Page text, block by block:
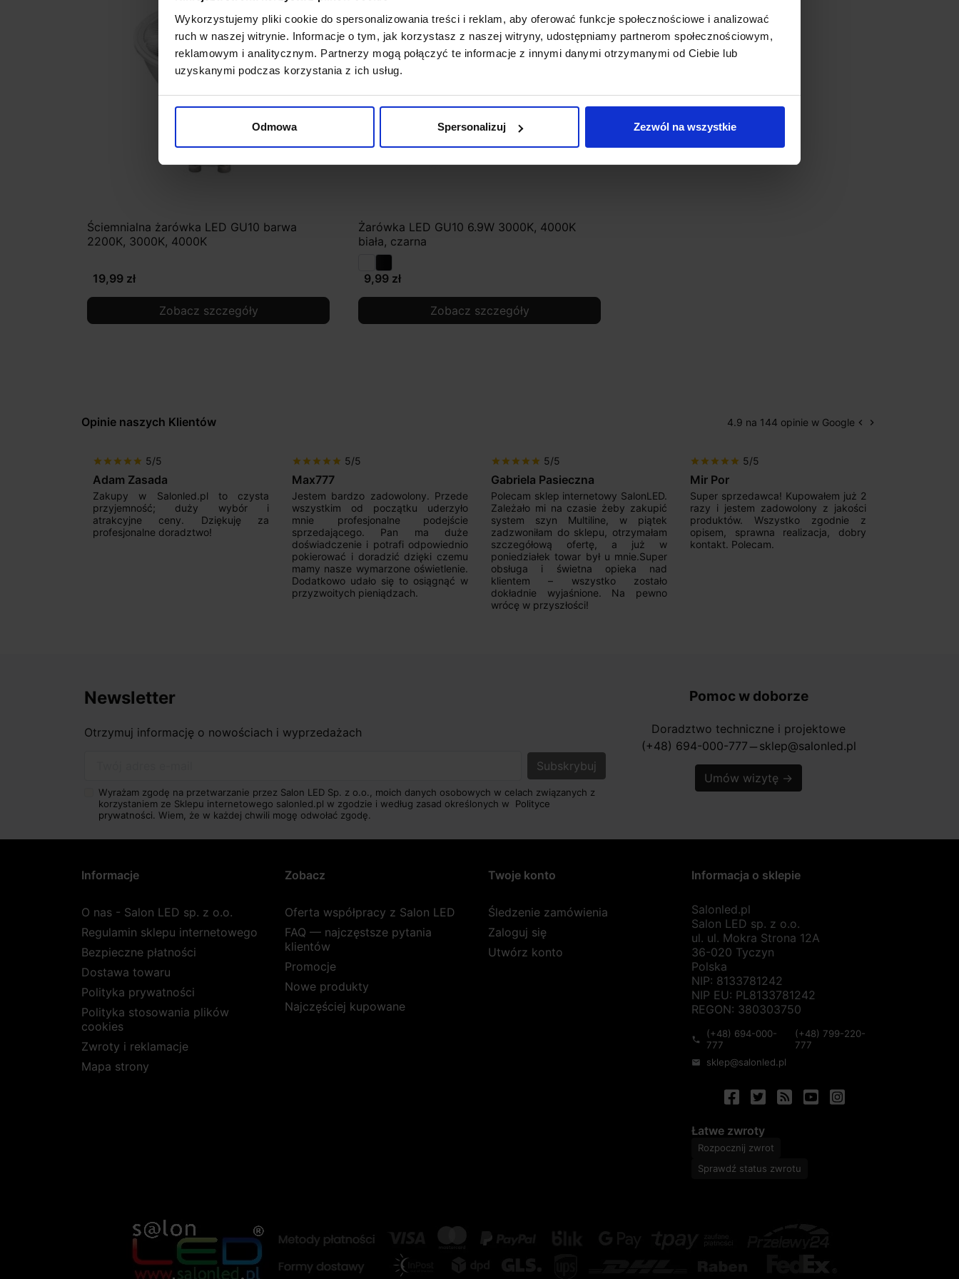
Wykorzystujemy pliki cookie do spersonalizowania treści i reklam, aby oferować funkcje społecznościowe i analizować
ruch w naszej witrynie. Informacje o tym, jak korzystasz z naszej witryny, udostępniamy partnerom społecznościowym,
reklamowym i analitycznym. Partnerzy mogą połączyć te informacje z innymi danymi otrzymanymi od Ciebie lub
uzyskanymi podczas korzystania z ich usług.
Odmowa Spersonalizuj Zezwól na wszystkie
Ściemnialna żarówka LED GU10 barwa
2200K, 3000K, 4000K
19,99 zł
Zobacz szczegóły
Żarówka LED GU10 6.9W 3000K, 4000K
biała, czarna
9,99 zł
Zobacz szczegóły
Opinie naszych Klientów 4.9 na 144 opinie w Google Poprzedni
keyboard_arrow_left Następny
keyboard_arrow_right
star star star star star 5/5
Adam Zasada
Zakupy w Salonled.pl to czysta
przyjemność; duży wybór i
atrakcyjne ceny. Dziękuję za
profesjonalne doradztwo!
star star star star star 5/5
Max777
Jestem bardzo zadowolony. Przede
wszystkim od początku uderzyło
mnie profesjonalne podejście
sprzedającego. Pan ma duże
doświadczenie i potrafi odpowiednio
pokierować i doradzić dzięki czemu
mamy nasze wymarzone oświetlenie.
Dodatkowo udało się to osiągnąć w
przyzwoitych pieniądzach.
star star star star star 5/5
Gabriela Pasieczna
Polecam sklep internetowy SalonLED.
Zależało mi na czasie żeby zakupić
system szyn Multiline, w piątek
zadzwoniłam do sklepu, otrzymałam
szczegółową ofertę, a już w
poniedziałek towar był u mnie.Super
obsługa i świetna opieka nad
klientem – wszystko zostało
dokładnie wyjaśnione. Na pewno
wrócę w przyszłości!
star star star star star 5/5
Mir Por
Super sprzedawca! Kupowałem już 2
razy i jestem zadowolony z jakości
produktów. Wszystko zgodnie z
opisem, sprawna realizacja, dobry
kontakt. Polecam.
Newsletter
Otrzymuj informację o nowościach i wyprzedażach
Wyrażam zgodę na przetwarzanie przez Salon LED Sp. z o.o., moich danych osobowych w celach związanych z
korzystaniem ze Sklepu internetowego salonled.pl w zgodzie i według zasad określonych w Polityce
prywatności. Wiem, że w każdej chwili mogę odwołać zgodę.
Pomoc w doborze
Doradztwo techniczne i projektowe
(+48) 694-000-777 horizontal_rule sklep@salonled.pl
Umów wizytę →
Informacje
O nas - Salon LED sp. z o.o.
Regulamin sklepu internetowego
Bezpieczne płatności
Dostawa towaru
Polityka prywatności
Polityka stosowania plików
cookies
Zwroty i reklamacje
Mapa strony
Zobacz
Oferta współpracy z Salon LED
FAQ — najczęstsze pytania
klientów
Promocje
Nowe produkty
Najczęściej kupowane
Twoje konto
Śledzenie zamówienia
Zaloguj się
Utwórz konto
Informacja o sklepie
Salonled.pl
Salon LED sp. z o.o.
ul. ul. Mokra Strona 12A
36-020 Tyczyn
Polska
NIP: 8133781242
NIP EU: PL8133781242
REGON: 380303750
phone
(+48) 694-000-
777
(+48) 799-220-
777
mail sklep@salonled.pl
Łatwe zwroty
Rozpocznij zwrot
Sprawdź status zwrotu